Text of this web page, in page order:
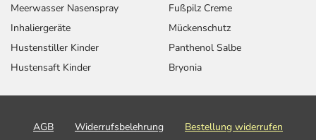
Meerwasser Nasenspray
Inhaliergeräte
Hustenstiller Kinder
Hustensaft Kinder
Fußpilz Creme
Mückenschutz
Panthenol Salbe
Bryonia
AGB Widerrufsbelehrung
Bestellung widerrufen